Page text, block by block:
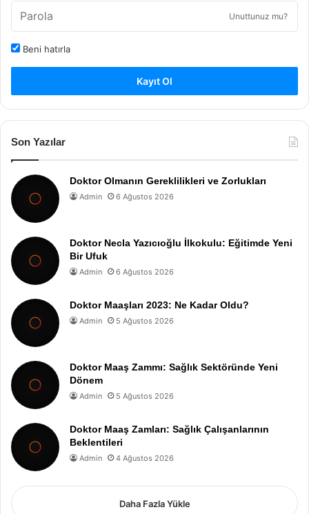
Unuttunuz mu?
Beni hatırla
Kayıt Ol
Son Yazılar
Doktor Olmanın Gereklilikleri ve Zorlukları
Admin 6 Ağustos 2026
Doktor Necla Yazıcıoğlu İlkokulu: Eğitimde Yeni
Bir Ufuk
Admin 6 Ağustos 2026
Doktor Maaşları 2023: Ne Kadar Oldu?
Admin 5 Ağustos 2026
Doktor Maaş Zammı: Sağlık Sektöründe Yeni
Dönem
Admin 5 Ağustos 2026
Doktor Maaş Zamları: Sağlık Çalışanlarının
Beklentileri
Admin 4 Ağustos 2026
Daha Fazla Yükle